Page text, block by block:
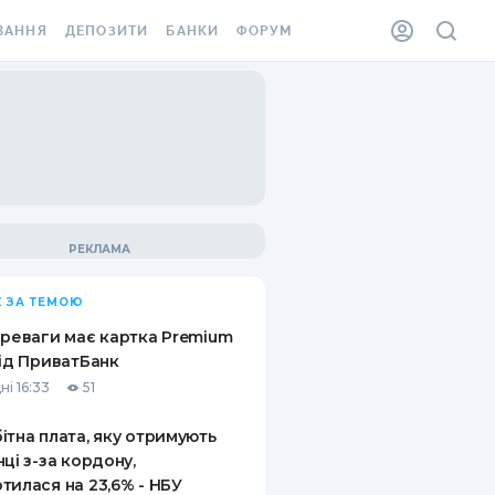
ВІНЬЄТКА
ВІД
ВИПАДКІВ
ДЕПОЗИТИ
ПИТАННЯ ТА ВІДПОВІДІ
ПУТІВНИКИ ПО
БАНКИ ФОРУМ
ЗА ТЕМОЮ
має картка Premium
ПриватБанк
16:33 51
плата, яку отримують
з-за кордону,
на 23,6% - НБУ